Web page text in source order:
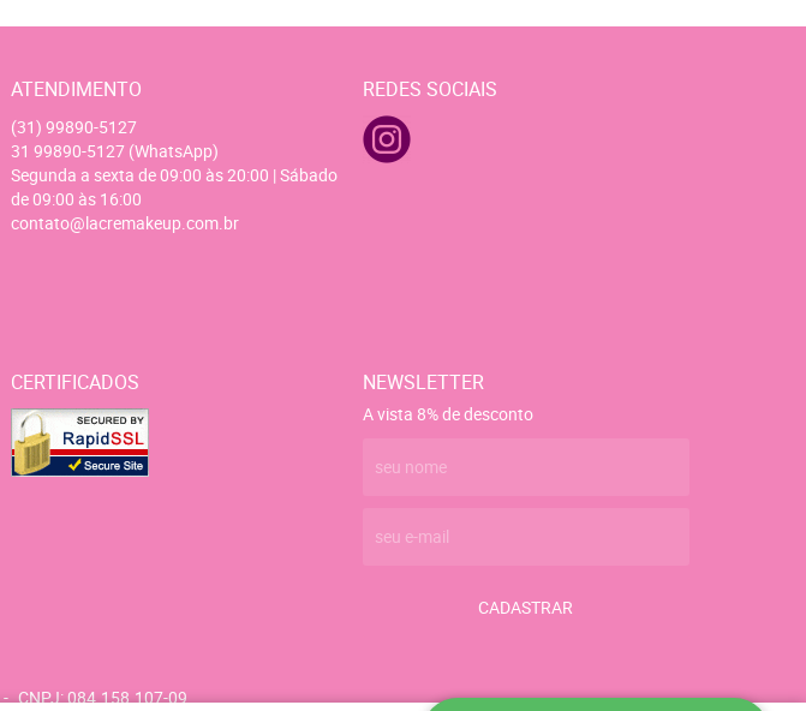
ATENDIMENTO
(31) 99890-5127
31 99890-5127 (WhatsApp)
Segunda a sexta de 09:00 às 20:00 | Sábado
de 09:00 às 16:00
contato@lacremakeup.com.br
REDES SOCIAIS
CERTIFICADOS NEWSLETTER
A vista 8% de desconto
CADASTRAR
CNPJ: 084.158.107-09